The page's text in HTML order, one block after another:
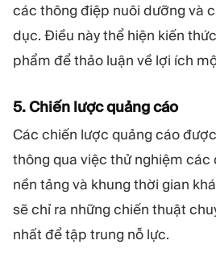
các thông điệp nuôi dưỡng và
dục. Điều này thể hiện kiến
phẩm để thảo luận về lợi ích
5. Chiến lược quảng cáo
Các chiến lược quảng cáo
thông qua việc thử nghiệm các
nền tảng và khung thời gian
sẽ chỉ ra những chiến thuật
nhất để tập trung nỗ lực.